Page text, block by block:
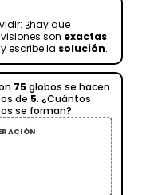
¿hay que
son exactas
escribe la solución.
75 globos se hacen
de 5. ¿Cuántos
se forman?